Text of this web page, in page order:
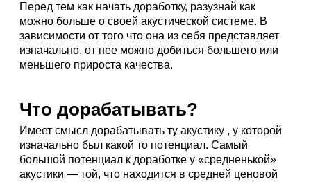
Перед тем как начать доработку, разузнай как
можно больше о своей акустической системе. В
зависимости от того что она из себя представляет
изначально, от нее можно добиться большего или
меньшего прироста качества.
Что дорабатывать?
Имеет смысл дорабатывать ту акустику , у которой
изначально был какой то потенциал. Самый
большой потенциал к доработке у «средненькой»
акустики — той, что находится в средней ценовой